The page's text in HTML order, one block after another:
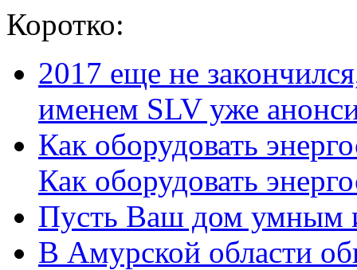
Коротко:
2017 еще не
именем SLV уже
Как оборудовать
Как оборудовать
Пусть Ваш дом умным
В Амурской области